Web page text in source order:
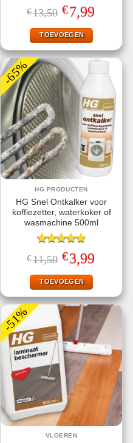
Gewaardeerd
4.75uit 5
€13,50 Oorspronkelijke
prijs
was:
€13,50.
€7,99Huidige
prijs
TOEVOEGEN
-65%
HG PRODUCTEN
HG Snel Ontkalker voor
koffiezetter, waterkoker of
wasmachine 500ml
Gewaardeerd
4.80uit 5
€11,50 Oorspronkelijke
prijs
was:
€11,50.
€3,99Huidige
prijs
TOEVOEGEN
-51%
VLOEREN